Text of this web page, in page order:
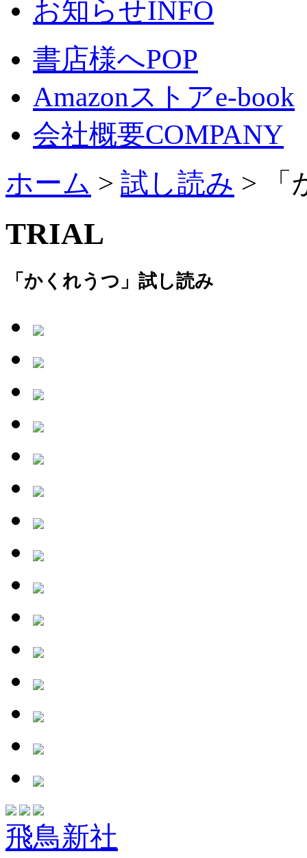
お知らせINFO
書店様へPOP
Amazonストアe-book
会社概要COMPANY
ホーム > 試し読み > 「
TRIAL
「かくれうつ」試し読み
飛鳥新社